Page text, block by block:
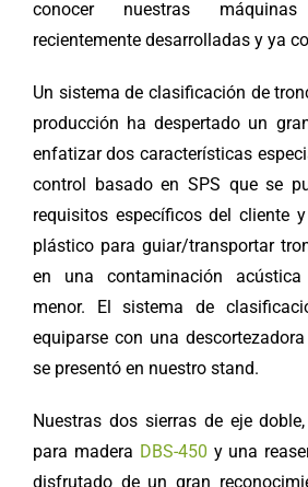
conocer nuestras
recientemente desarrolladas y ya
Un sistema de clasificación de
producción ha despertado un
enfatizar dos características
control basado en SPS que se
requisitos específicos del cliente
plástico para guiar/transportar
en una contaminación acústica
menor. El sistema de
equiparse con una descortezadora
se presentó en nuestro stand.
Nuestras dos sierras de eje
para madera DBS-450 y una
disfrutado de un gran